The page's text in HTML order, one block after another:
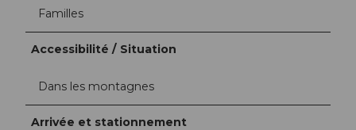
Familles
Accessibilité / Situation
Dans les montagnes
Arrivée et stationnement